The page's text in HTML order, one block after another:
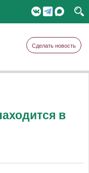
Сделать новость
в